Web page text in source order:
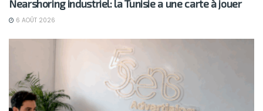
Nearshoring industriel: la Tunisie a une carte à jouer
6 AOÛT 2026